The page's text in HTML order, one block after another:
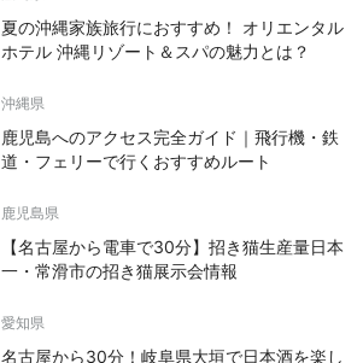
夏の沖縄家族旅行におすすめ！ オリエンタル
ホテル 沖縄リゾート＆スパの魅力とは？
沖縄県
鹿児島へのアクセス完全ガイド｜飛行機・鉄
道・フェリーで行くおすすめルート
鹿児島県
【名古屋から電車で30分】招き猫生産量日本
一・常滑市の招き猫展示会情報
愛知県
名古屋から30分！岐阜県大垣で日本酒を楽し